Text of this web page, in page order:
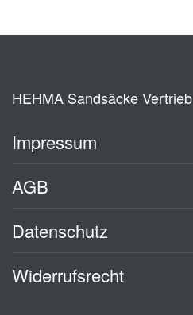
HEHMA Sandsäcke Vertrieb
Impressum
AGB
Datenschutz
Widerrufsrecht